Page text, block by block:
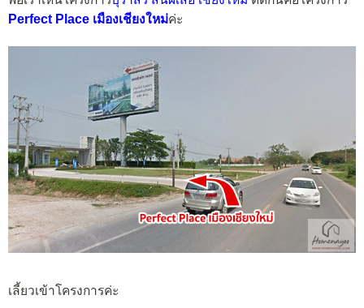
Perfect Place เมืองเชียงใหม่ค่ะ
เลี้ยวเข้าโครงการค่ะ